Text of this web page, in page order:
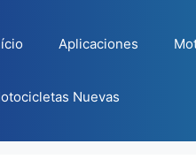
Aplicaciones
Nuevas